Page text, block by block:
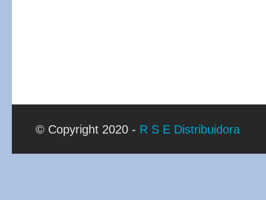
© Copyright 2020 - R S E Distribuidora